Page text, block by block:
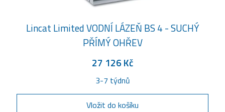
Lincat Limited VODNÍ LÁZEŇ BS 4 - SUCHÝ
PŘÍMÝ OHŘEV
27 126 Kč
3-7 týdnů
Vložit do košíku